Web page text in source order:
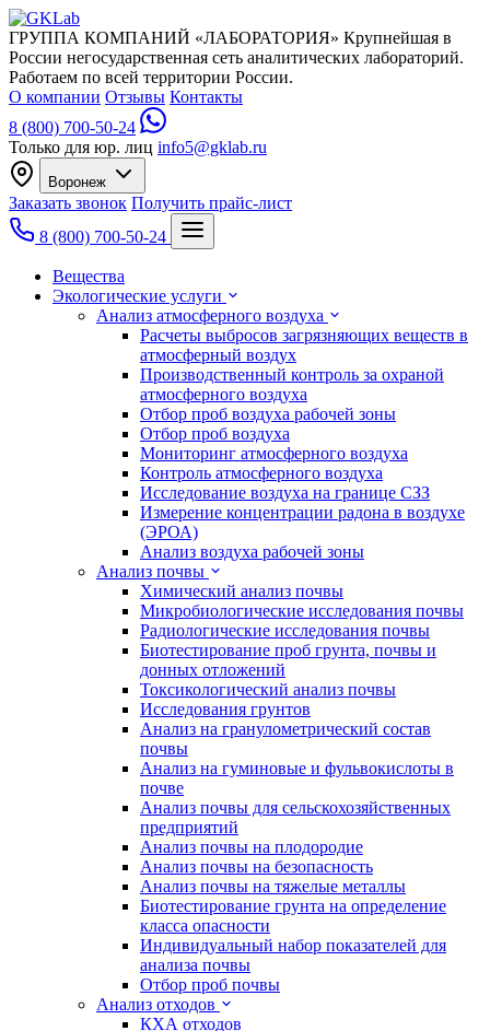
ГРУППА КОМПАНИЙ «ЛАБОРАТОРИЯ» Крупнейшая в
России негосударственная сеть аналитических лабораторий.
Работаем по всей территории России.
О компании Отзывы Контакты
8 (800) 700-50-24
Только для юр. лиц info5@gklab.ru
Воронеж
Заказать звонок Получить прайс-лист
8 (800) 700-50-24
Вещества
Экологические услуги
Анализ атмосферного воздуха
Расчеты выбросов загрязняющих веществ в
атмосферный воздух
Производственный контроль за охраной
атмосферного воздуха
Отбор проб воздуха рабочей зоны
Отбор проб воздуха
Мониторинг атмосферного воздуха
Контроль атмосферного воздуха
Исследование воздуха на границе СЗЗ
Измерение концентрации радона в воздухе
(ЭРОА)
Анализ воздуха рабочей зоны
Анализ почвы
Химический анализ почвы
Микробиологические исследования почвы
Радиологические исследования почвы
Биотестирование проб грунта, почвы и
донных отложений
Токсикологический анализ почвы
Исследования грунтов
Анализ на гранулометрический состав
почвы
Анализ на гуминовые и фульвокислоты в
почве
Анализ почвы для сельскохозяйственных
предприятий
Анализ почвы на плодородие
Анализ почвы на безопасность
Анализ почвы на тяжелые металлы
Биотестирование грунта на определение
класса опасности
Индивидуальный набор показателей для
анализа почвы
Отбор проб почвы
Анализ отходов
КХА отходов